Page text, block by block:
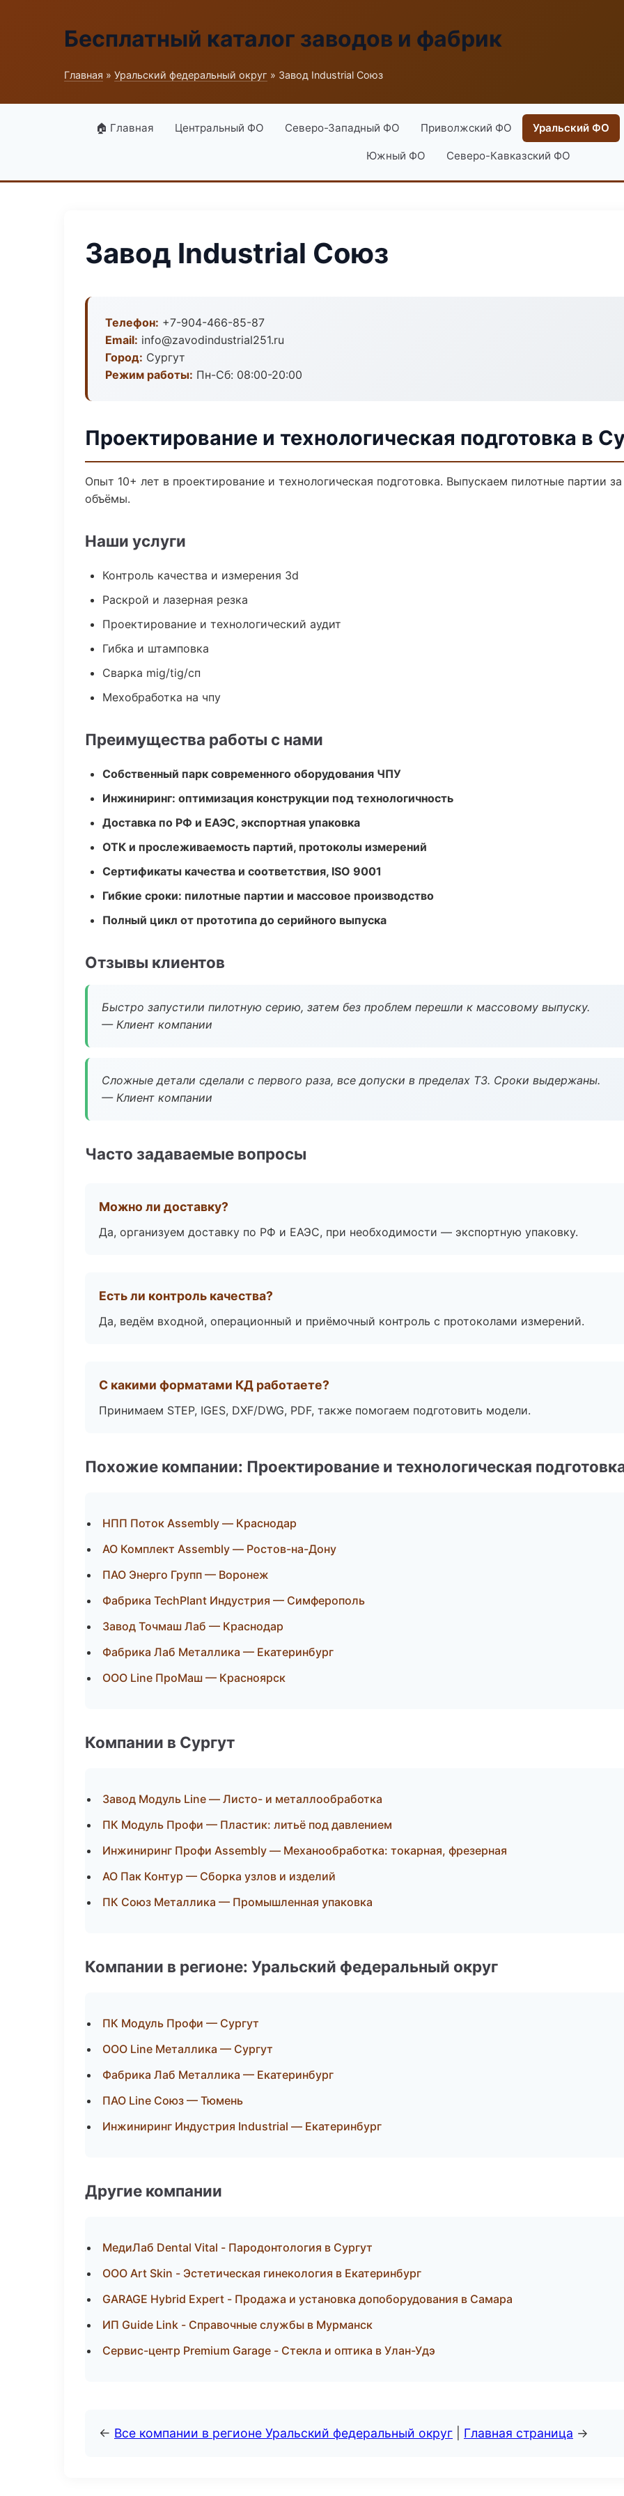
Бесплатный каталог заводов и фабрик
Главная » Уральский федеральный округ » Завод Industrial Союз
🏠 Главная Центральный ФО Северо-Западный ФО Приволжский ФО Уральский ФО
Южный ФО Северо-Кавказский ФО
Завод Industrial Союз
Телефон: +7-904-466-85-87
Email: info@zavodindustrial251.ru
Город: Сургут
Режим работы: Пн-Сб: 08:00-20:00
Проектирование и технологическая подготовка в
Опыт 10+ лет в проектирование и технологическая подготовка. Выпускаем пилотные партии
объёмы.
Наши услуги
Контроль качества и измерения 3d
Раскрой и лазерная резка
Проектирование и технологический аудит
Гибка и штамповка
Сварка mig/tig/сп
Мехобработка на чпу
Преимущества работы с нами
Собственный парк современного оборудования ЧПУ
Инжиниринг: оптимизация конструкции под технологичность
Доставка по РФ и ЕАЭС, экспортная упаковка
ОТК и прослеживаемость партий, протоколы измерений
Сертификаты качества и соответствия, ISO 9001
Гибкие сроки: пилотные партии и массовое производство
Полный цикл от прототипа до серийного выпуска
Отзывы клиентов
Быстро запустили пилотную серию, затем без проблем перешли к массовому выпуску.
— Клиент компании
Сложные детали сделали с первого раза, все допуски в пределах ТЗ. Сроки выдержаны.
— Клиент компании
Часто задаваемые вопросы
Можно ли доставку?
Да, организуем доставку по РФ и ЕАЭС, при необходимости — экспортную упаковку.
Есть ли контроль качества?
Да, ведём входной, операционный и приёмочный контроль с протоколами измерений.
С какими форматами КД работаете?
Принимаем STEP, IGES, DXF/DWG, PDF, также помогаем подготовить модели.
Похожие компании: Проектирование и технологическая
НПП Поток Assembly — Краснодар
АО Комплект Assembly — Ростов-на-Дону
ПАО Энерго Групп — Воронеж
Фабрика TechPlant Индустрия — Симферополь
Завод Точмаш Лаб — Краснодар
Фабрика Лаб Металлика — Екатеринбург
ООО Line ПроМаш — Красноярск
Компании в Сургут
Завод Модуль Line — Листо- и металлообработка
ПК Модуль Профи — Пластик: литьё под давлением
Инжиниринг Профи Assembly — Механообработка: токарная, фрезерная
АО Пак Контур — Сборка узлов и изделий
ПК Союз Металлика — Промышленная упаковка
Компании в регионе: Уральский федеральный округ
ПК Модуль Профи — Сургут
ООО Line Металлика — Сургут
Фабрика Лаб Металлика — Екатеринбург
ПАО Line Союз — Тюмень
Инжиниринг Индустрия Industrial — Екатеринбург
Другие компании
МедиЛаб Dental Vital - Пародонтология в Сургут
ООО Art Skin - Эстетическая гинекология в Екатеринбург
GARAGE Hybrid Expert - Продажа и установка допоборудования в Самара
ИП Guide Link - Справочные службы в Мурманск
Сервис-центр Premium Garage - Стекла и оптика в Улан-Удэ
← Все компании в регионе Уральский федеральный округ Главная страница →